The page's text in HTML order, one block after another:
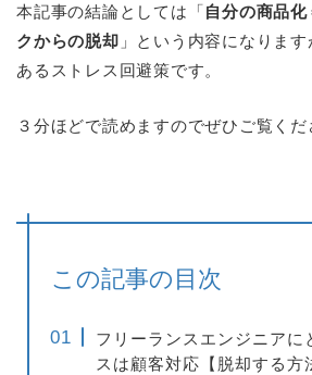
本記事の結論としては「自分の商品
クからの脱却 」という内容になりま
あるストレス回避策です。
３分ほどで読めますのでぜひご覧くだ
この記事の目次
フリーランスエンジニアに
スは顧客対応【脱却する方